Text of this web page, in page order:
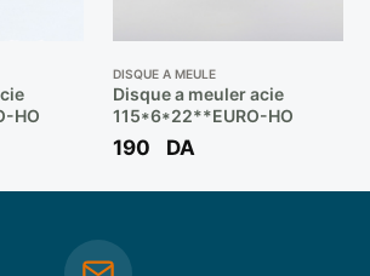
HO
DISQUE A MEULE
Disque a meuler acie
115*6*22**EURO-HO
190 DA